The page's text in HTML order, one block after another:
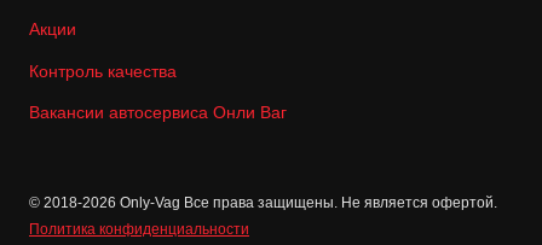
Акции
Контроль качества
Вакансии автосервиса Онли Ваг
© 2018-2026 Only-Vag Все права защищены. Не является офертой.
Политика конфиденциальности